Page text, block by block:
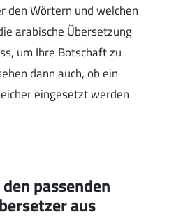
den Wörtern und welchen
arabische Übersetzung
um Ihre Botschaft zu
dann auch, ob ein
eingesetzt werden
passenden
aus